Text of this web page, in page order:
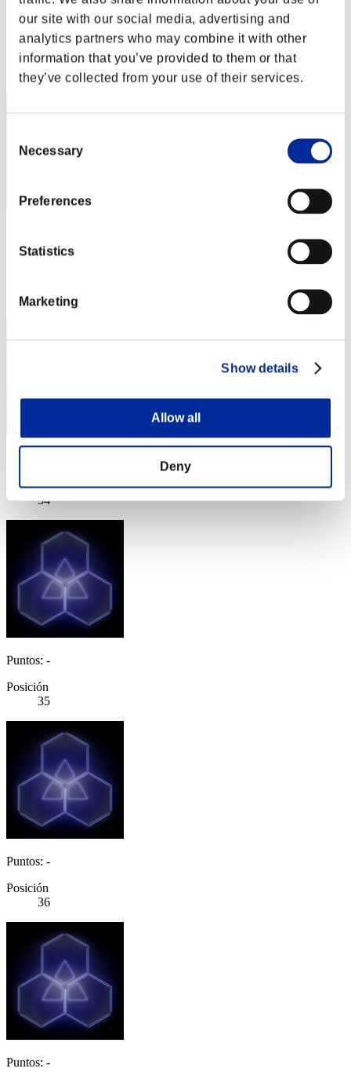
our site with our social media, advertising and
analytics partners who may combine it with other
information that you’ve provided to them or that
they’ve collected from your use of their services.
Selection
Necessary
Preferences
Statistics
Marketing
Show details
Allow all
Deny
HagenKRG
Puntos:Missions13/46'12"04
Posición
32
Puntos:Missions13/49'48"42
33
Posición
34
Puntos: -
Posición
35
Puntos: -
Posición
36
Puntos: -